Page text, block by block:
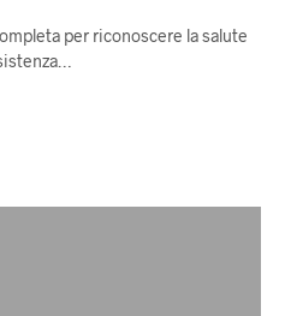
per riconoscere la salute